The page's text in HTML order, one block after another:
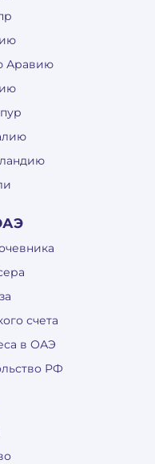
Аравию
счета
в ОАЭ
РФ